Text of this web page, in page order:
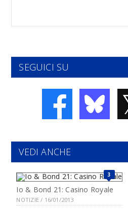
SEGUICI SU
VEDI ANCHE
3
Io & Bond 21: Casino Royale
NOTIZIE / 16/01/2013